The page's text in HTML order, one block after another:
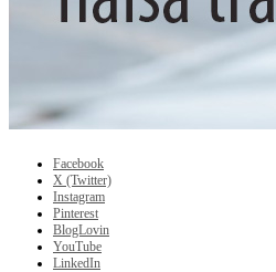
Facebook
X (Twitter)
Instagram
Pinterest
BlogLovin
YouTube
LinkedIn